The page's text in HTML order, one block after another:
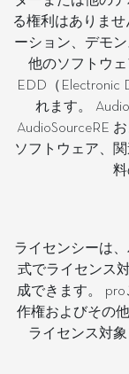
る権利はありま
ーション、デモ
他のソフトウ
EDD（Electronic
れます。
AudioSourceRE
ソフトウェア、
料
ライセンシーは
式でライセンス
成できます。
作権およびその
ライセンス対